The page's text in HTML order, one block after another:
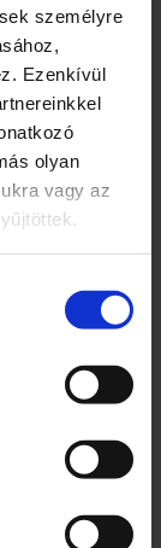
személyre
Ezenkívül
olyan
vagy az
emelet